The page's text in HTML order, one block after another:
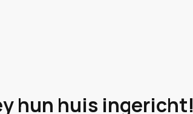
hun huis ingericht!